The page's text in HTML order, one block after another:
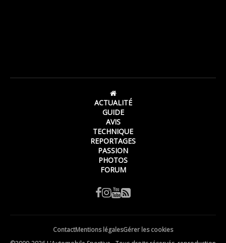
ACTUALITÉ
GUIDE
AVIS
TECHNIQUE
REPORTAGES
PASSION
PHOTOS
FORUM
ContactMentions légalesGérer les cookies